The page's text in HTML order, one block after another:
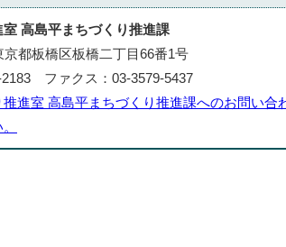
室 高島平まちづくり推進課
都板橋区板橋二丁目66番1号
2183 ファクス：03-3579-5437
推進室 高島平まちづくり推進課へのお問い合